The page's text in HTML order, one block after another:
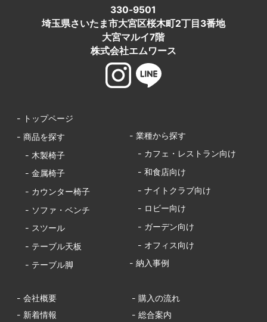
330-9501
埼玉県さいたま市大宮区桜木町2丁目3番地
大宮マルイ7階
株式会社エムワース
- トップページ
- 商品を探す
- 木製椅子
- 金属椅子
- カウンター椅子
- ソファ・ベンチ
- スツール
- テーブル天板
- テーブル脚
- 業種から探す
- カフェ・レストラン向け
- 和食店向け
- ナイトクラブ向け
- ロビー向け
- ガーデン向け
- オフィス向け
- 納入事例
- 会社概要
- 購入の流れ
- 新着情報
- 総合案内